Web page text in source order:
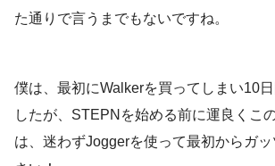
た通りで言うまでもないですね。
僕は、最初にWalkerを買ってしまい10
したが、STEPNを始める前に運良くこ
は、迷わずJoggerを使って最初からガ